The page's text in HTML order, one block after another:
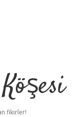
fikirler!